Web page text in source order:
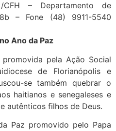
– Departamento de
– Fone (48) 9911-5540
Ano da Paz
pela Ação Social
de Florianópolis e
se também quebrar o
haitianos e senegaleses e
autênticos filhos de Deus.
Paz promovido pelo Papa